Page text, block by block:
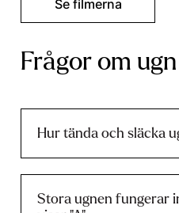
Se filmerna
Frågor om ugn
Hur tända och släcka
Stora ugnen fungerar